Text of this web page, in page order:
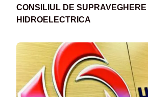
CONSILIUL DE
HIDROELECTRICA